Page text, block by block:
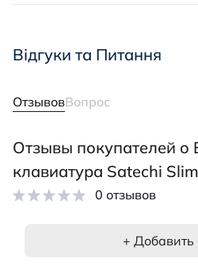
Відгуки та Питання
ОтзывовВопрос
Отзывы покупателей о
клавиатура Satechi
0 отзывов
+ Добавить